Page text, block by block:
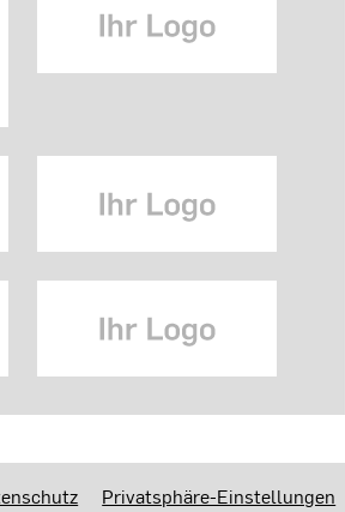
Privatsphäre-Einstellungen